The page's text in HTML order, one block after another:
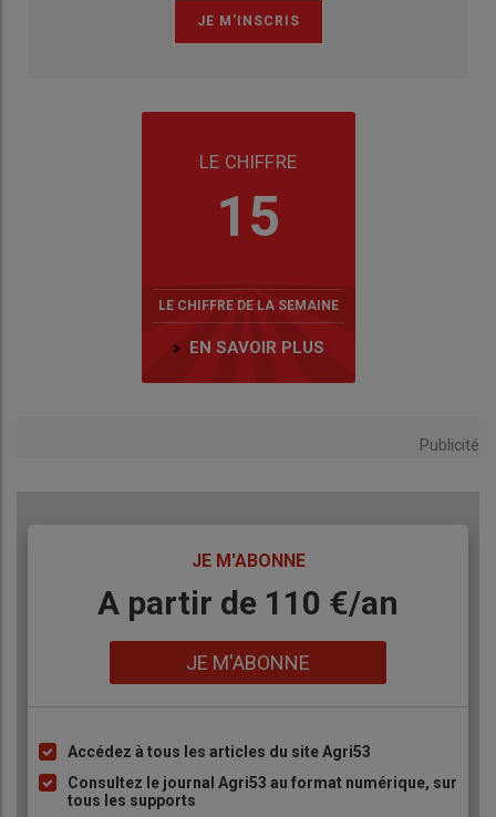
LE CHIFFRE
15
LE CHIFFRE DE LA SEMAINE
EN SAVOIR PLUS
Publicité
JE M'ABONNE
BodyA partir de 110 €/an
JE M'ABONNE
Liste
à
puce
Accédez à tous les articles du site Agri53
Consultez le journal Agri53 au format numérique, sur
tous les supports